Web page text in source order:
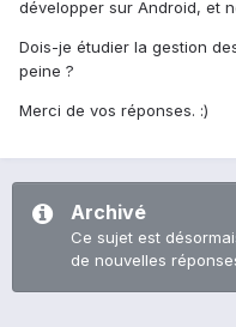
développer sur Android, et
Dois-je étudier la gestion
peine ?
Merci de vos réponses. :)
Archivé
Ce sujet est
de nouvelles